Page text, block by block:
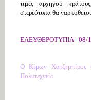
τιμές αρχηγού
στερεότυπα θα
ΕΛΕΥΘΕΡΟΤΥΠΙΑ - 08/
Ο Κίμων Χατζημπίρος
Πολυτεχνείο